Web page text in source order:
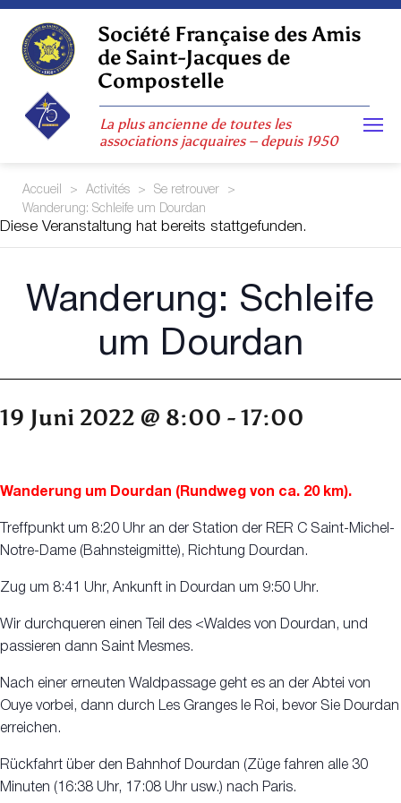
Skip
content
Société Française des Amis
de Saint-Jacques de
Compostelle
La plus ancienne de toutes les
associations jacquaires – depuis 1950
Accueil > Activités > Se retrouver
>
Wanderung: Schleife um Dourdan
Diese Veranstaltung hat bereits stattgefunden.
Wanderung: Schleife
um Dourdan
19 Juni 2022 @ 8:00 -17:00
Wanderung um Dourdan (Rundweg von ca. 20 km).
Treffpunkt um 8:20 Uhr an der Station der RER C Saint-Michel-
Notre-Dame (Bahnsteigmitte), Richtung Dourdan.
Zug um 8:41 Uhr, Ankunft in Dourdan um 9:50 Uhr.
Wir durchqueren einen Teil des <Waldes von Dourdan, und
passieren dann Saint Mesmes.
Nach einer erneuten Waldpassage geht es an der Abtei von
Ouye vorbei, dann durch Les Granges le Roi, bevor Sie Dourdan
erreichen.
Rückfahrt über den Bahnhof Dourdan (Züge fahren alle 30
Minuten (16:38 Uhr, 17:08 Uhr usw.) nach Paris.